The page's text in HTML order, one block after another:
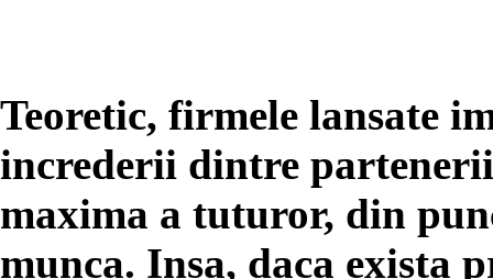
Teoretic, firmele lansate
increderii dintre
maxima a tuturor, din
munca. Insa, daca exista